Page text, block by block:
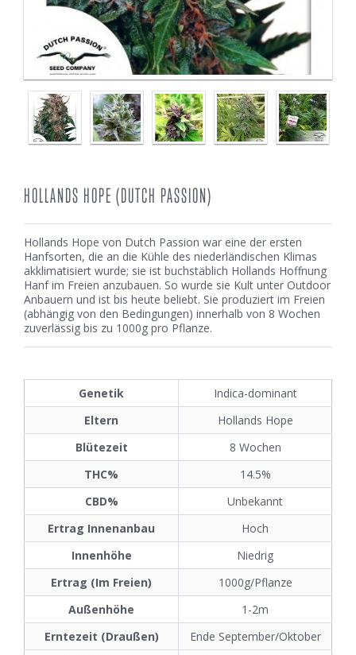
HOLLANDS HOPE (DUTCH PASSION)
Hollands Hope von Dutch Passion war eine der ersten
Hanfsorten, die an die Kühle des niederländischen Klimas
akklimatisiert wurde; sie ist buchstäblich Hollands Hoffnung
Hanf im Freien anzubauen. So wurde sie Kult unter Outdoor
Anbauern und ist bis heute beliebt. Sie produziert im Freien
(abhängig von den Bedingungen) innerhalb von 8 Wochen
zuverlässig bis zu 1000g pro Pflanze.
Genetik
Indica-dominant
Eltern
Hollands Hope
Blütezeit
8 Wochen
THC%
14.5%
CBD%
Unbekannt
Ertrag Innenanbau
Hoch
Innenhöhe
Niedrig
Ertrag (Im Freien)
1000g/Pflanze
Außenhöhe
1-2m
Erntezeit (Draußen)
Ende September/Oktober